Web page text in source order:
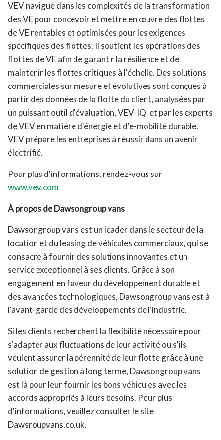
VEV navigue dans les complexités de la transformation
des VE pour concevoir et mettre en œuvre des flottes
de VE rentables et optimisées pour les exigences
spécifiques des flottes. Il soutient les opérations des
flottes de VE afin de garantir la résilience et de
maintenir les flottes critiques à l'échelle. Des solutions
commerciales sur mesure et évolutives sont conçues à
partir des données de la flotte du client, analysées par
un puissant outil d'évaluation, VEV-IQ, et par les experts
de VEV en matière d'énergie et d'e-mobilité durable.
VEV prépare les entreprises à réussir dans un avenir
électrifié.
Pour plus d'informations, rendez-vous sur
www.vev.com
À propos de Dawsongroup vans
Dawsongroup vans est un leader dans le secteur de la
location et du leasing de véhicules commerciaux, qui se
consacre à fournir des solutions innovantes et un
service exceptionnel à ses clients. Grâce à son
engagement en faveur du développement durable et
des avancées technologiques, Dawsongroup vans est à
l'avant-garde des développements de l'industrie.
Si les clients recherchent la flexibilité nécessaire pour
s'adapter aux fluctuations de leur activité ou s'ils
veulent assurer la pérennité de leur flotte grâce à une
solution de gestion à long terme, Dawsongroup vans
est là pour leur fournir les bons véhicules avec les
accords appropriés à leurs besoins. Pour plus
d'informations, veuillez consulter le site
Dawsroupvans.co.uk.